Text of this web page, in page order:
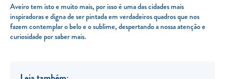
Aveiro tem isto e muito mais, por isso é uma das cidades mais
inspiradoras e digna de ser pintada em verdadeiros quadros que nos
fazem contemplar o belo e o sublime, despertando a nossa atenção e
curiosidade por saber mais.